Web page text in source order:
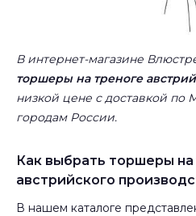
В интернет-магазине
торшеры на треноге
низкой цене с доставкой по
городам России.
Как выбрать торшеры на
австрийского
В нашем каталоге